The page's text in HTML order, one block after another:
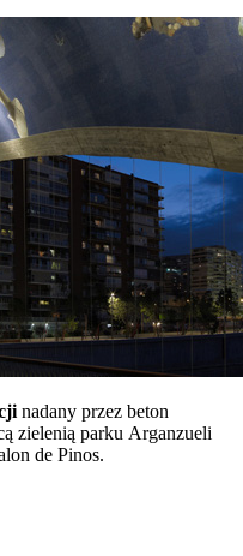
nadany przez beton
zielenią parku Arganzueli
de Pinos.